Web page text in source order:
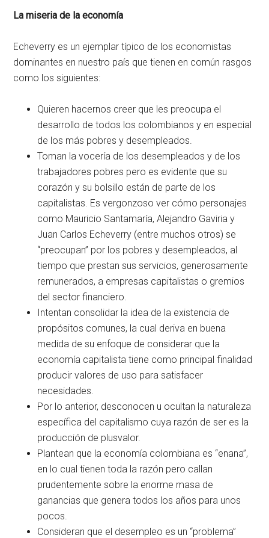
La miseria de la economía
Echeverry es un ejemplar típico de los economistas
dominantes en nuestro país que tienen en común rasgos
como los siguientes:
Quieren hacernos creer que les preocupa el
desarrollo de todos los colombianos y en especial
de los más pobres y desempleados.
Toman la vocería de los desempleados y de los
trabajadores pobres pero es evidente que su
corazón y su bolsillo están de parte de los
capitalistas. Es vergonzoso ver cómo personajes
como Mauricio Santamaría, Alejandro Gaviria y
Juan Carlos Echeverry (entre muchos otros) se
“preocupan” por los pobres y desempleados, al
tiempo que prestan sus servicios, generosamente
remunerados, a empresas capitalistas o gremios
del sector financiero.
Intentan consolidar la idea de la existencia de
propósitos comunes, la cual deriva en buena
medida de su enfoque de considerar que la
economía capitalista tiene como principal finalidad
producir valores de uso para satisfacer
necesidades.
Por lo anterior, desconocen u ocultan la naturaleza
específica del capitalismo cuya razón de ser es la
producción de plusvalor.
Plantean que la economía colombiana es “enana”,
en lo cual tienen toda la razón pero callan
prudentemente sobre la enorme masa de
ganancias que genera todos los años para unos
pocos.
Consideran que el desempleo es un “problema”